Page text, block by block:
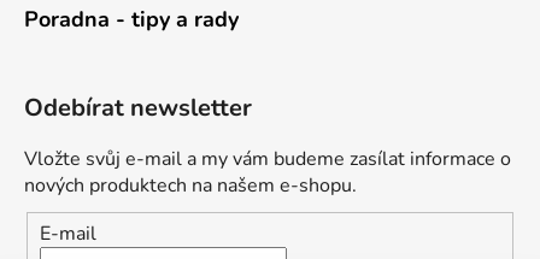
Poradna - tipy a rady
Odebírat newsletter
Vložte svůj e-mail a my vám budeme zasílat informace o
nových produktech na našem e-shopu.
E-mail